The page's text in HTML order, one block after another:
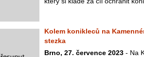
Kolem konikleců na
stezka
Brno, 27. července 2023 - Na